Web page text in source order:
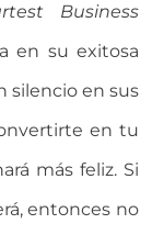
Business
en su exitosa
silencio en sus
en tu
más feliz. Si
entonces no